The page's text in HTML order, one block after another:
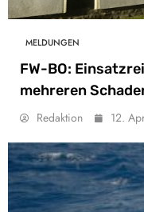
MELDUNGEN
FW-BO:
mehreren
Redaktion 12.